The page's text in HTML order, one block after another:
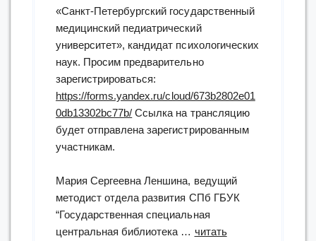
«Санкт-Петербургский государственный
медицинский педиатрический
университет», кандидат психологических
наук. Просим предварительно
зарегистрироваться:
https://forms.yandex.ru/cloud/673b2802e01
0db13302bc77b/ Ссылка на трансляцию
будет отправлена зарегистрированным
участникам.
Мария Сергеевна Леншина, ведущий
методист отдела развития СПб ГБУК
“Государственная специальная
центральная библиотека … читать